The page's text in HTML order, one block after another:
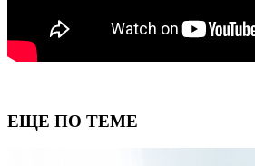
ЕЩЕ ПО ТЕМЕ